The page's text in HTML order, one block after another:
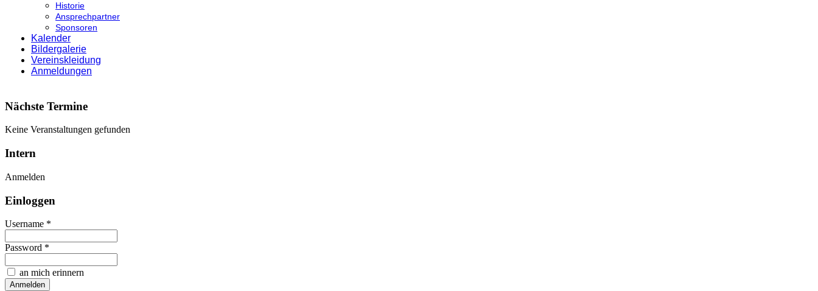
Historie
Ansprechpartner
Sponsoren
Kalender
Bildergalerie
Vereinskleidung
Anmeldungen
Nächste Termine
Keine Veranstaltungen gefunden
Intern
Anmelden
Einloggen
Username *
Password *
an mich erinnern